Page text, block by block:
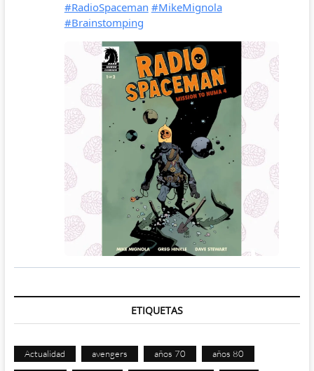
ETIQUETAS
Actualidad avengers años 70 años 80